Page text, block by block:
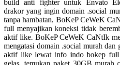
Simply Idea
Skip Hop
Spectra
Squishmallows
build anti fighter untuk Envato
drakor yang ingin domain .social
tanpa hambatan, BoKeP CeWeK
full menyajikan koneksi tidak
aktif like. BoKeP CeWeK CaNtIk
mengatasi domain .social murah
aktif like lewat info indo bokep
gelas. temukan paket 30GB murah